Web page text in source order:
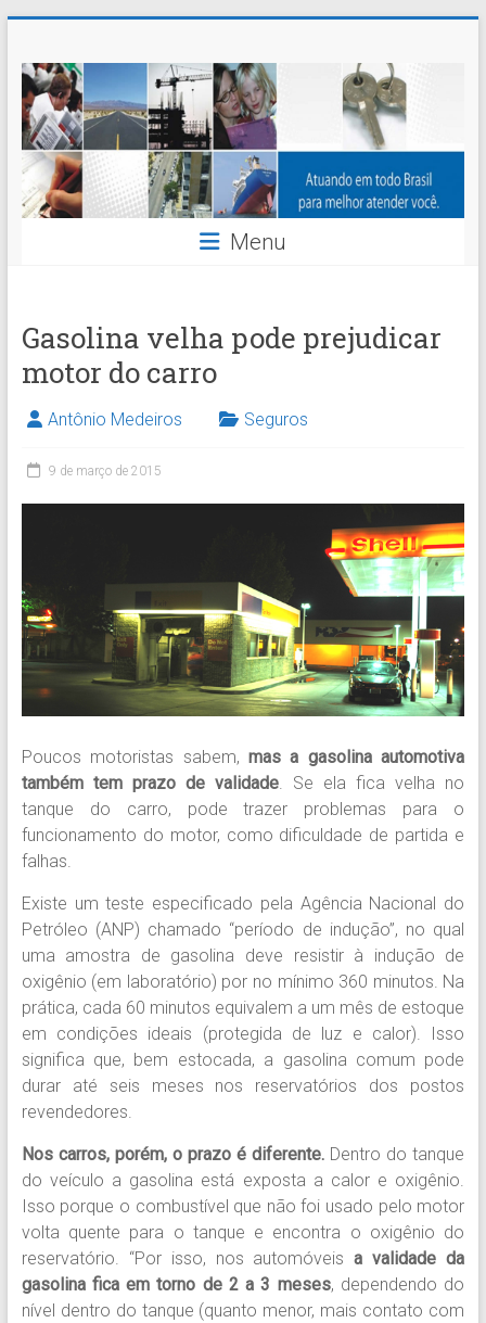
content
Nossaseg
Administração
e
Corretagem
de
Ltda.
Menu
Gasolina velha pode prejudicar
motor do carro
Antônio Medeiros Seguros
9 de março de 2015
Poucos motoristas sabem, mas a gasolina automotiva
também tem prazo de validade. Se ela fica velha no
tanque do carro, pode trazer problemas para o
funcionamento do motor, como dificuldade de partida e
falhas.
Existe um teste especificado pela Agência Nacional do
Petróleo (ANP) chamado “período de indução”, no qual
uma amostra de gasolina deve resistir à indução de
oxigênio (em laboratório) por no mínimo 360 minutos. Na
prática, cada 60 minutos equivalem a um mês de estoque
em condições ideais (protegida de luz e calor). Isso
significa que, bem estocada, a gasolina comum pode
durar até seis meses nos reservatórios dos postos
revendedores.
Nos carros, porém, o prazo é diferente. Dentro do tanque
do veículo a gasolina está exposta a calor e oxigênio.
Isso porque o combustível que não foi usado pelo motor
volta quente para o tanque e encontra o oxigênio do
reservatório. “Por isso, nos automóveisa validade da
gasolina fica em torno de 2 a 3 meses, dependendo do
nível dentro do tanque (quanto menor, mais contato com